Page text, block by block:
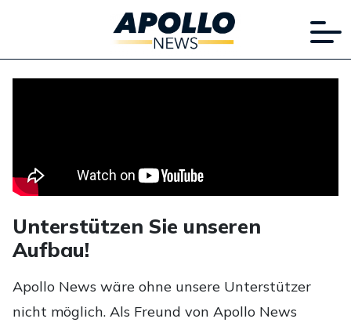
Unterstützen Sie unseren
Aufbau!
Apollo News wäre ohne unsere Unterstützer
nicht möglich. Als Freund von Apollo News